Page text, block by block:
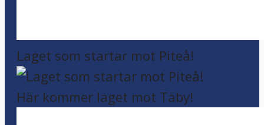
Laget som startar mot Piteå!
Här kommer laget mot Täby!